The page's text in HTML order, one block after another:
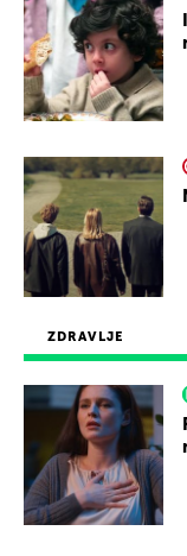
ZDRAVLJE